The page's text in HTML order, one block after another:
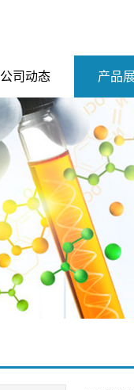
公司动态 产品